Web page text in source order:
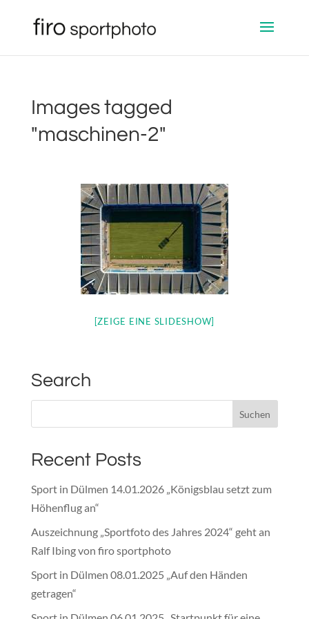
Images tagged
"maschinen-2"
[ZEIGE EINE SLIDESHOW]
Search
Recent Posts
Sport in Dülmen 14.01.2026 „Königsblau setzt zum
Höhenflug an“
Auszeichnung „Sportfoto des Jahres 2024“ geht an
Ralf Ibing von firo sportphoto
Sport in Dülmen 08.01.2025 „Auf den Händen
getragen“